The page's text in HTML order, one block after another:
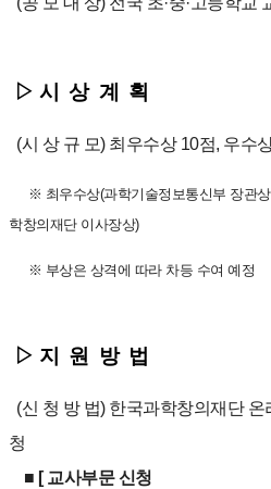
▷ 시 상 계 획
(시 상 규 모) 최우수상 10점, 우수
※ 최우수상(과학기술정보통신부 장관상
학창의재단 이사장상)
※ 부상은 상격에 따라 차등 수여 예정
▷ 지 원 방 법
(신 청 방 법) 한국과학창의재단
청
■ [ 교사부문신청